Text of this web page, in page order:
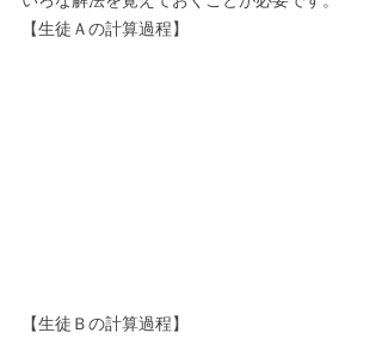
【生徒Ａの計算過程】
【生徒Ｂの計算過程】